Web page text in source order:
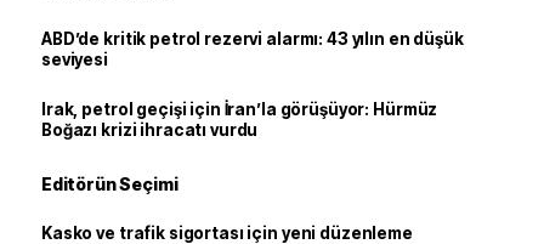
ABD’de kritik petrol rezervi alarmı: 43 yılın en düşük
seviyesi
Irak, petrol geçişi için İran’la görüşüyor: Hürmüz
Boğazı krizi ihracatı vurdu
Editörün Seçimi
Kasko ve trafik sigortası için yeni düzenleme